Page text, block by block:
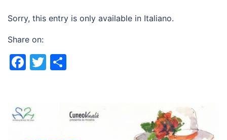
Sorry, this entry is only available in Italiano.
Share on:
Facebook
Twitter